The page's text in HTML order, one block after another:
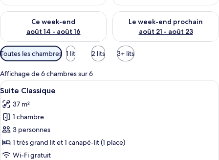
Ce week-end
août 14 - août 16
Vérifier la disponibilité pour ce week-end août 14 - août 16
Le week-end prochain
août 21 - août 23
Vérifier la disponibilité pour
Filtres
disponibles
pour
les
chambres
Toutes les chambres 1 lit 2 lits 3+ lits
Affichage de 6 chambres sur 6
Afficher
toutes
les
photos
pour
ce
type
Une chambre d’hôtel avec un lit, un
7
Suite Classique
37 m²
1 chambre
3 personnes
1 très grand lit et 1 canapé-lit (1 place)
Wi-Fi gratuit